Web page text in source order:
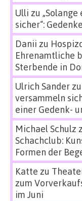
Ulli zu
sicher“:
Danii zu
Ehrenamtliche
Sterbende in
Ulrich Sanderzu
versammeln
einer Gedenk-
Michael Schulz
Schachclub:
Formen der
Katte zu
zum
im Juni